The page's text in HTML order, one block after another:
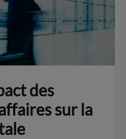
des
sur la